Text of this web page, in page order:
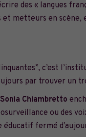
des « langues
et metteurs en
c’est
par trouver un
Sonia Chiambretto
ou des
éducatif fermé